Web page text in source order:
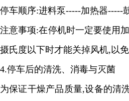
停车顺序:进料泵-----加热器-----
注意事项:在停机时一定要使用
摄氏度以下时才能关掉风机,以
4.停车后的清洗、消毒与灭菌
为保证干燥产品质量,设备的清